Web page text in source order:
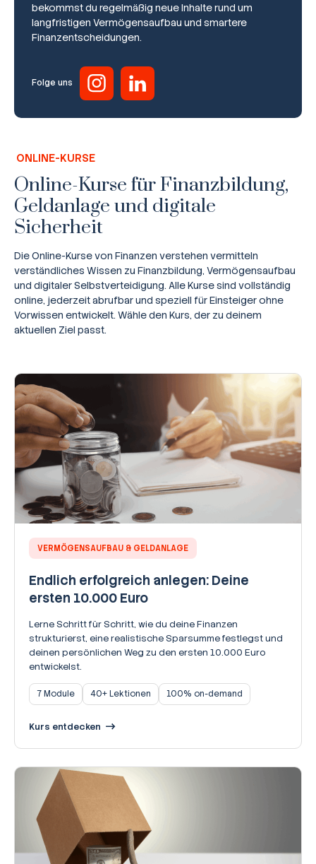
Broker-Vergleich
Ratgeber
Online Kurse
bekommst du regelmäßig neue Inhalte rund um
langfristigen Vermögensaufbau und smartere
Finanzentscheidungen.
Folge uns
ONLINE-KURSE
Online-Kurse für Finanzbildung,
Geldanlage und digitale
Sicherheit
Die Online-Kurse von Finanzen verstehen vermitteln
verständliches Wissen zu Finanzbildung, Vermögensaufbau
und digitaler Selbstverteidigung. Alle Kurse sind vollständig
online, jederzeit abrufbar und speziell für Einsteiger ohne
Vorwissen entwickelt. Wähle den Kurs, der zu deinem
aktuellen Ziel passt.
VERMÖGENSAUFBAU & GELDANLAGE
Endlich erfolgreich anlegen: Deine
ersten 10.000 Euro
Lerne Schritt für Schritt, wie du deine Finanzen
strukturierst, eine realistische Sparsumme festlegst und
deinen persönlichen Weg zu den ersten 10.000 Euro
entwickelst.
7 Module 40+ Lektionen 100% on-demand
Kurs entdecken